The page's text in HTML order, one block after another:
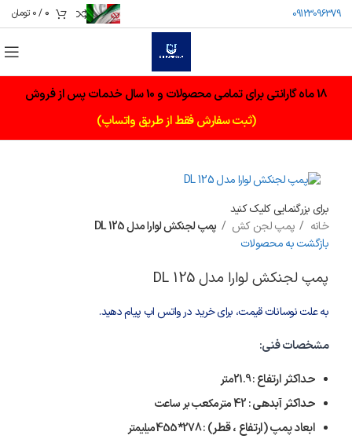
09123096379
0
/
0 تومان
18 ماه گارانتی برای تمامی محصولات و 10 سال خدمات پس از فروش
(ثبت سفارش فقط از طریق واتساپ)
برای بزرگنمایی کلیک کنید
خانه
پمپ لجن کش
پمپ لجنکش لوارا مدل DL 125
بازگشت به محصولات
پمپ لجنکش لوارا مدل DL 125
به علت نوسانات قیمت، برای خرید در واتس اپ پیام دهید.
مشخصات فنی:
حداکثر ارتفاع: 21.9متر
حداکثر آبدهی: 42 مترمکعب بر ساعت
ابعاد پمپ (ارتفاع ، قطر): 278*455میلیمتر